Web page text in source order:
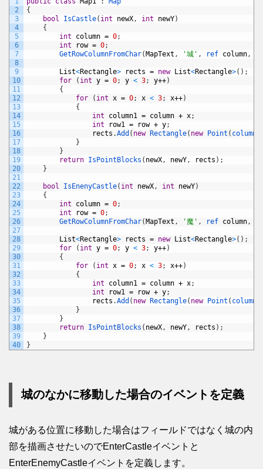
2
3
4
5
6
7
8
9
10
11
12
13
14
15
16
17
18
19
20
21
22
23
24
25
26
27
28
29
30
31
32
33
34
35
36
37
38
39
40
{
bool
IsCastle( int newX, int newY)
{
int
column = 0;
int
row = 0;
GetRowColumnFromChar( MapText , '城' , ref column,
List<Rectangle> rects = new List<Rectangle>( ) ;
for
( int y = 0; y < 3; y++)
{
for
( int x = 0; x < 3; x++)
{
int
column1 = column + x;
int
row1 = row + y;
rects .Add ( new Rectangle( new Point (
}
}
return IsPointBlocks ( newX, newY, rects ) ;
}
bool IsEnenyCastle( int newX, int newY)
{
int
column = 0;
int
row = 0;
GetRowColumnFromChar( MapText , '魔' , ref column,
List<Rectangle> rects = new List<Rectangle>( ) ;
for
( int y = 0; y < 3; y++)
{
for
( int x = 0; x < 3; x++)
{
int
column1 = column + x;
int
row1 = row + y;
rects .Add ( new Rectangle( new Point (
}
}
return IsPointBlocks ( newX, newY, rects ) ;
}
}
城のなかに移動した場合のイベントを定義
城がある位置に移動した場合はフィールドではなく城の内
部を描画させたいのでEnterCastleイベントと
EnterEnemyCastleイベントを定義します。